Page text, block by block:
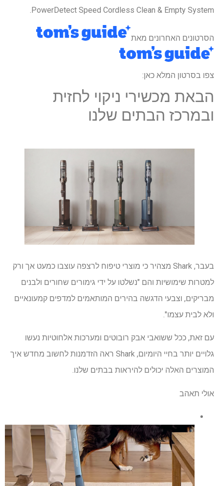
PowerDetect Speed ​​Cordless Clean & Empty System.
הסרטונים האחרונים מאת
צפו בסרטון המלא כאן:
הבאת מכשירי ניקוי לחזית
ובמרכז הבתים שלנו
בעבר, Shark מצהיר כי מוצרי טיפוח לרצפה עוצבו כמעט אך ורק
למטרות שימושיות והם "נשלטו על ידי גימורים שחורים ולבנים
מבריקים, וצבעי הדגשה בהירים המותאמים למדפים קמעונאיים
ולא לבית עצמו".
עם זאת, ככל ששואבי אבק רובוטים ומערכות אלחוטיות נעשו
גלויים יותר בחיי היומיום, Shark ראה הזדמנות לחשוב מחדש איך
המוצרים האלה יכולים להיראות בבתים שלנו.
אולי תאהב